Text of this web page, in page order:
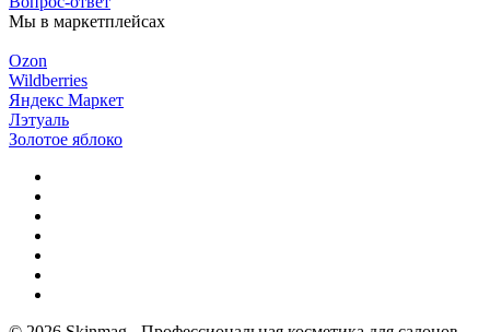
Мы в маркетплейсах
Ozon
Wildberries
Яндекс Маркет
Лэтуаль
Золотое яблоко